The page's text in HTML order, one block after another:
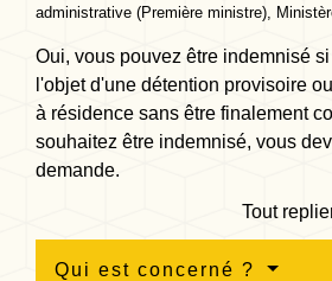
administrative (Première ministre),
Oui, vous pouvez être indemnisé
l'objet d'une détention provisoire
à résidence sans être finalement
souhaitez être indemnisé, vous
demande.
Tout
Qui est concerné ?